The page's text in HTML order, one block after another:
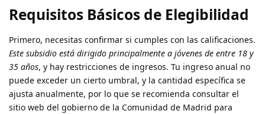
Requisitos Básicos de Elegibilidad
Primero, necesitas confirmar si cumples con las calificaciones.
Este subsidio está dirigido principalmente a jóvenes de entre 18 y
35 años, y hay restricciones de ingresos. Tu ingreso anual no
puede exceder un cierto umbral, y la cantidad específica se
ajusta anualmente, por lo que se recomienda consultar el
sitio web del gobierno de la Comunidad de Madrid para